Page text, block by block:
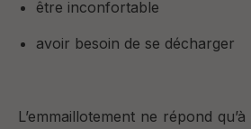
être inconfortable
avoir besoin de se décharger
L’emmaillotement ne répond